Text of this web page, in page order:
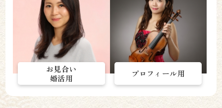
お見合い
婚活用
プロフィール用